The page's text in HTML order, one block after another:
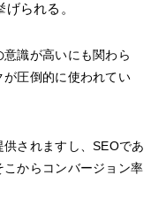
られる。
識が高いにも関わら
圧倒的に使われてい
されますし、SEOであ
からコンバージョン率